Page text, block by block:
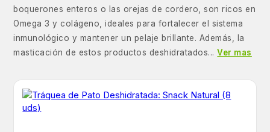
boquerones enteros o las orejas de cordero, son ricos en
Omega 3 y colágeno, ideales para fortalecer el sistema
inmunológico y mantener un pelaje brillante. Además, la
masticación de estos productos deshidratados...Ver mas